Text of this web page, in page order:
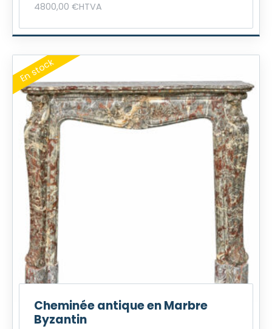
0
€
4800,00 €HTVA
Cheminée antique en Marbre
Byzantin